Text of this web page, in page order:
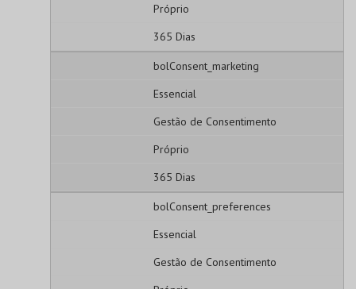
Próprio
365 Dias
bolConsent_marketing
Essencial
Gestão de Consentimento
Próprio
365 Dias
bolConsent_preferences
Essencial
Gestão de Consentimento